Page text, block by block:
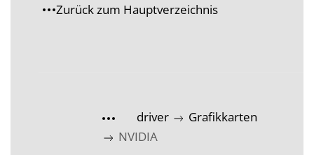
Zurück zum Hauptverzeichnis
driver
Grafikkarten
NVIDIA